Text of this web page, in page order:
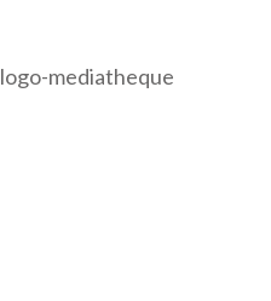
logo-mediatheque